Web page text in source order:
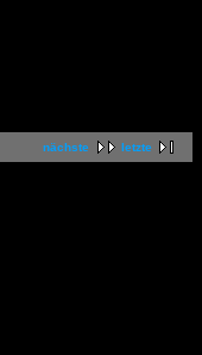
nächste letzte